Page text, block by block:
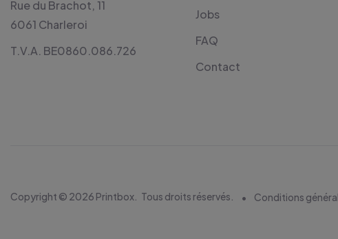
Rue du Brachot, 11
6061 Charleroi
T.V.A. BE0860.086.726
Jobs
FAQ
Contact
Copyright © 2026 Printbox. Tous droits réservés. Conditions